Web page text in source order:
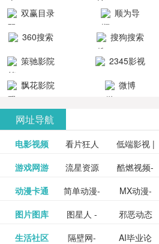
生物科技有
科技有限公
双赢目录
顺为导
航-办公运营
360搜索
搜狗搜索
策驰影院
2345影视
大全
飘花影院
微博
网址导航
电影视频 看片狂人 低端影视 |
免费高清
在线电影
泡剧网_最
新电视剧
免费在线
游戏网游 流星资源
网-流星蝴
蝶剑官网
酷燃视频-
致力于打
造中国领
豆瓣电影-
豆瓣电影
动漫卡通 简单动漫-
日本动画
MX动漫-
最新最全
三毛漫画
网
图片图库 图星人 -
设计图片
邪恶动态
图片大全
图行天下
生活社区 隔壁网- AI毕业论